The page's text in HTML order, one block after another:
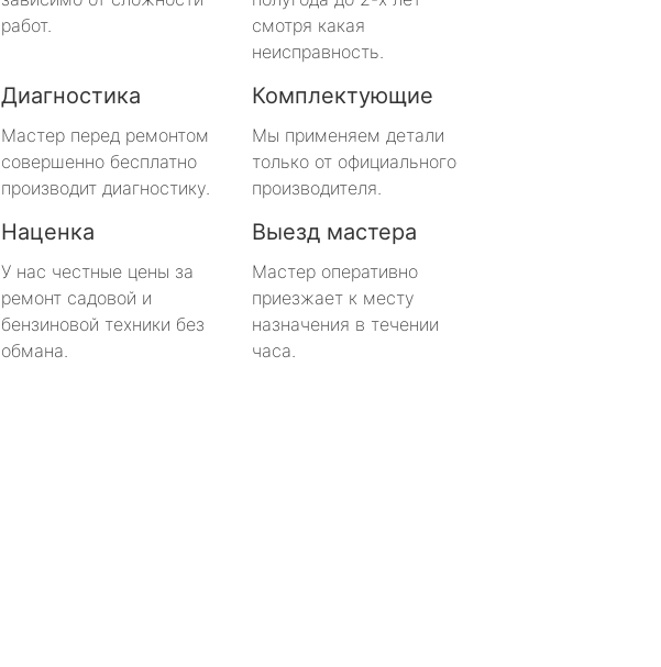
работ.
смотря какая
неисправность.
Диагностика
Мастер перед ремонтом
совершенно бесплатно
производит диагностику.
Комплектующие
Мы применяем детали
только от официального
производителя.
Наценка
У нас честные цены за
ремонт садовой и
бензиновой техники без
обмана.
Выезд мастера
Мастер оперативно
приезжает к месту
назначения в течении
часа.